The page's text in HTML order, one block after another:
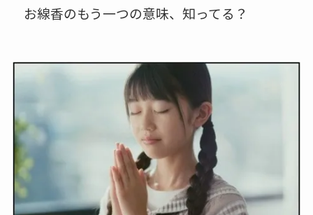
お線香のもう一つの意味、知ってる？